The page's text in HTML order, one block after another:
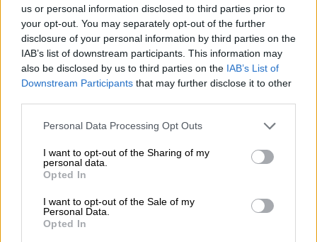
us or personal information disclosed to third parties prior to
your opt-out. You may separately opt-out of the further
disclosure of your personal information by third parties on the
IAB’s list of downstream participants. This information may
also be disclosed by us to third parties on the IAB’s List of
Downstream Participants that may further disclose it to other
Please note that this website/app uses one or more Google
not limited to your visit or usage behaviour. You may click to
grant or deny consent to Google and its third-party tags to
use your data for below specified purposes in below Google
consent section.
Personal Data Processing Opt Outs
I want to opt-out of the Sharing of my
personal data.
Opted In
I want to opt-out of the Sale of my
Personal Data.
Opted In